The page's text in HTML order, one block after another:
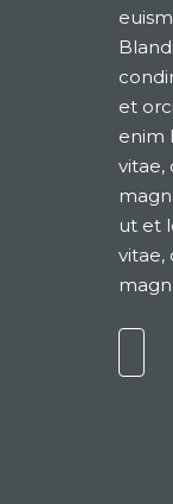
et
enim
vitae,
ut et
vitae,